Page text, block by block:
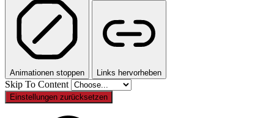
Animationen stoppen Links hervorheben
Skip To Content
Einstellungen zurücksetzen